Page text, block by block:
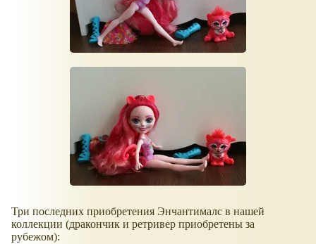
Три последних приобретения Энчантималс в нашей
коллекции (дракончик и ретривер приобретены за
рубежом):